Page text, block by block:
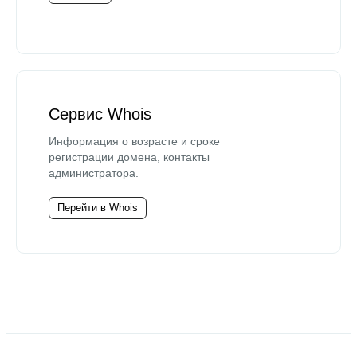
Сервис Whois
Информация о возрасте и сроке
регистрации домена, контакты
администратора.
Перейти в Whois